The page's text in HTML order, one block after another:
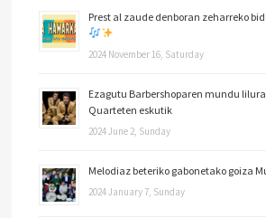
Prest al zaude denboran zeharreko
2024 November 16, Saturday
Ezagutu Barbershoparen mundu
Quarteten eskutik
2024 June 2, Sunday
Melodiaz beteriko gabonetako goiza
2024 January 7, Sunday